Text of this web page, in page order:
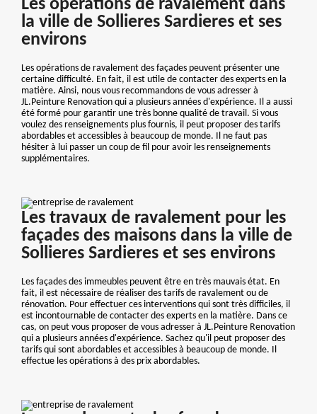
Les opérations de ravalement dans
la ville de Sollieres Sardieres et ses
environs
Les opérations de ravalement des façades peuvent présenter une
certaine difficulté. En fait, il est utile de contacter des experts en la
matière. Ainsi, nous vous recommandons de vous adresser à
JL.Peinture Renovation qui a plusieurs années d'expérience. Il a aussi
été formé pour garantir une très bonne qualité de travail. Si vous
voulez des renseignements plus fournis, il peut proposer des tarifs
abordables et accessibles à beaucoup de monde. Il ne faut pas
hésiter à lui passer un coup de fil pour avoir les renseignements
supplémentaires.
Les travaux de ravalement pour les
façades des maisons dans la ville de
Sollieres Sardieres et ses environs
Les façades des immeubles peuvent être en très mauvais état. En
fait, il est nécessaire de réaliser des tarifs de ravalement ou de
rénovation. Pour effectuer ces interventions qui sont très difficiles, il
est incontournable de contacter des experts en la matière. Dans ce
cas, on peut vous proposer de vous adresser à JL.Peinture Renovation
qui a plusieurs années d'expérience. Sachez qu'il peut proposer des
tarifs qui sont abordables et accessibles à beaucoup de monde. Il
effectue les opérations à des prix abordables.